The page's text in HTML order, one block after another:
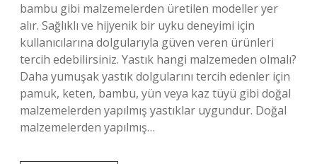
bambu gibi malzemelerden üretilen modeller yer
alır. Sağlıklı ve hijyenik bir uyku deneyimi için
kullanıcılarına dolgularıyla güven veren ürünleri
tercih edebilirsiniz. Yastık hangi malzemeden olmalı?
Daha yumuşak yastık dolgularını tercih edenler için
pamuk, keten, bambu, yün veya kaz tüyü gibi doğal
malzemelerden yapılmış yastıklar uygundur. Doğal
malzemelerden yapılmış…